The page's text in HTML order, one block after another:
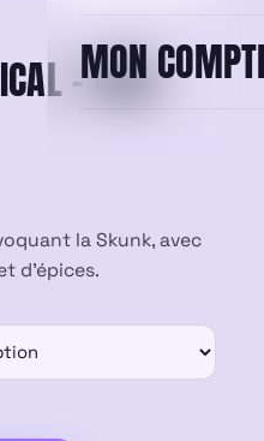
MON
– CALI
la Skunk, avec
d’épices.